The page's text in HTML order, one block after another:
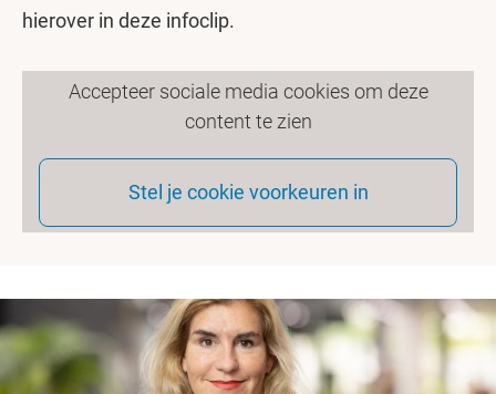
hierover in deze infoclip.
Accepteer sociale media cookies om deze
content te zien
Stel je cookie voorkeuren in